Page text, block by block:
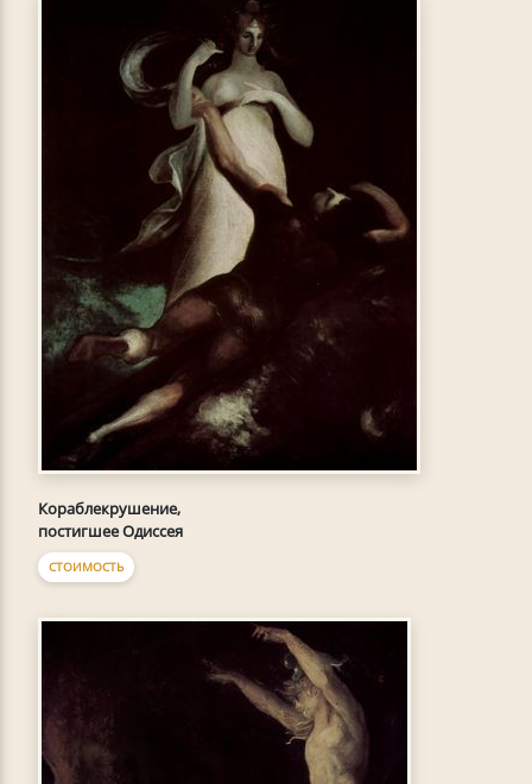
Кораблекрушение,
постигшее Одиссея
СТОИМОСТЬ